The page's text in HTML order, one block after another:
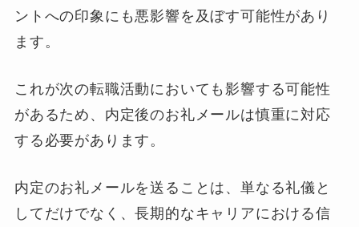
ントへの印象にも悪影響を及ぼす可能性があり
ます。
これが次の転職活動においても影響する可能性
があるため、内定後のお礼メールは慎重に対応
する必要があります。
内定のお礼メールを送ることは、単なる礼儀と
してだけでなく、長期的なキャリアにおける信